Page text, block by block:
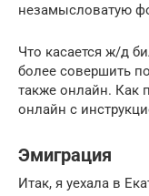
незамысловатую
Что касается ж/д
более совершить
также онлайн. Как
онлайн с
Эмиграция
Итак, я уехала в